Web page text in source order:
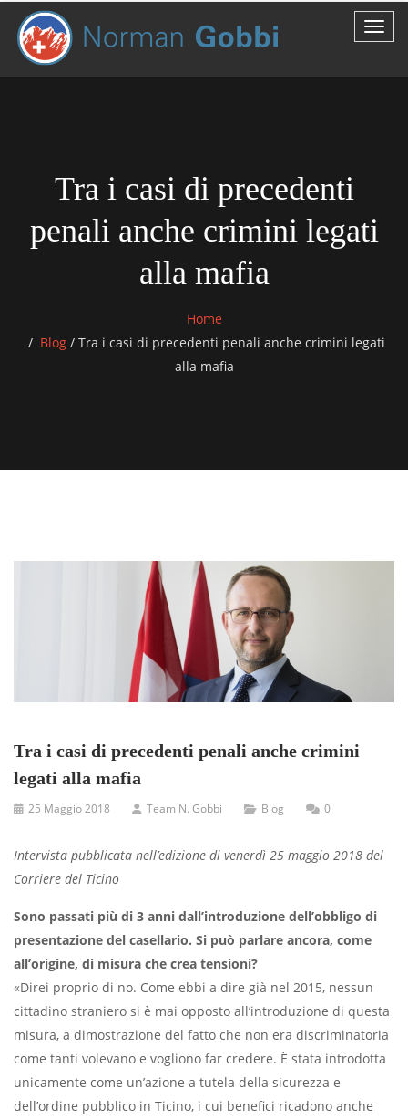
Tra i casi di precedenti
penali anche crimini legati
alla mafia
Home
Blog /Tra i casi di precedenti penali anche crimini legati
alla mafia
Tra i casi di precedenti penali anche crimini
legati alla mafia
25 Maggio 2018 Team N. Gobbi Blog 0
Intervista pubblicata nell’edizione di venerdì 25 maggio 2018 del
Corriere del Ticino
Sono passati più di 3 anni dall’introduzione dell’obbligo di
presentazione del casellario. Si può parlare ancora, come
all’origine, di misura che crea tensioni?
«Direi proprio di no. Come ebbi a dire già nel 2015, nessun
cittadino straniero si è mai opposto all’introduzione di questa
misura, a dimostrazione del fatto che non era discriminatoria
come tanti volevano e vogliono far credere. È stata introdotta
unicamente come un’azione a tutela della sicurezza e
dell’ordine pubblico in Ticino, i cui benefici ricadono anche